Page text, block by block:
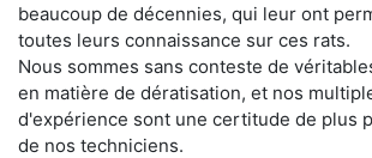
beaucoup de décennies, qui leur ont
toutes leurs connaissance sur ces rats.
Nous sommes sans conteste de
en matière de dératisation, et nos
d'expérience sont une certitude de plus
de nos techniciens.